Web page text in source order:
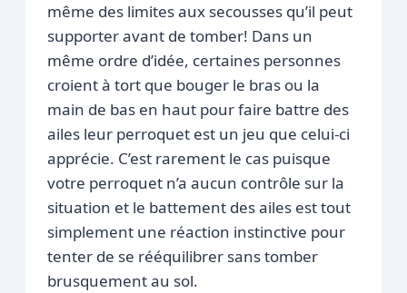
même des limites aux secousses qu’il peut
supporter avant de tomber! Dans un
même ordre d’idée, certaines personnes
croient à tort que bouger le bras ou la
main de bas en haut pour faire battre des
ailes leur perroquet est un jeu que celui-ci
apprécie. C’est rarement le cas puisque
votre perroquet n’a aucun contrôle sur la
situation et le battement des ailes est tout
simplement une réaction instinctive pour
tenter de se rééquilibrer sans tomber
brusquement au sol.